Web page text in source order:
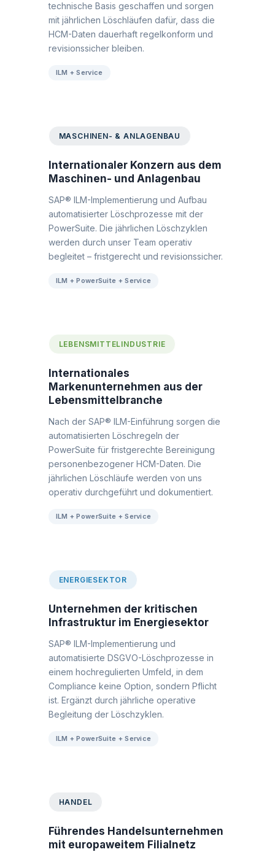
technische Basis geschaffen und sorgen
mit jährlichen Löschläufen dafür, dass die
HCM-Daten dauerhaft regelkonform und
revisionssicher bleiben.
ILM + Service
MASCHINEN- & ANLAGENBAU
Internationaler Konzern aus dem
Maschinen- und Anlagenbau
SAP® ILM-Implementierung und Aufbau
automatisierter Löschprozesse mit der
PowerSuite. Die jährlichen Löschzyklen
werden durch unser Team operativ
begleitet – fristgerecht und revisionssicher.
ILM + PowerSuite + Service
LEBENSMITTELINDUSTRIE
Internationales
Markenunternehmen aus der
Lebensmittelbranche
Nach der SAP® ILM-Einführung sorgen die
automatisierten Löschregeln der
PowerSuite für fristgerechte Bereinigung
personenbezogener HCM-Daten. Die
jährlichen Löschläufe werden von uns
operativ durchgeführt und dokumentiert.
ILM + PowerSuite + Service
ENERGIESEKTOR
Unternehmen der kritischen
Infrastruktur im Energiesektor
SAP® ILM-Implementierung und
automatisierte DSGVO-Löschprozesse in
einem hochregulierten Umfeld, in dem
Compliance keine Option, sondern Pflicht
ist. Ergänzt durch jährliche operative
Begleitung der Löschzyklen.
ILM + PowerSuite + Service
HANDEL
Führendes Handelsunternehmen
mit europaweitem Filialnetz